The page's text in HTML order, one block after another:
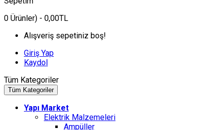
0 Ürünler) - 0,00TL
Alışveriş sepetiniz boş!
Giriş Yap
Kaydol
Tüm Kategoriler
Tüm Kategoriler
Yapı Market
Elektrik Malzemeleri
Ampüller